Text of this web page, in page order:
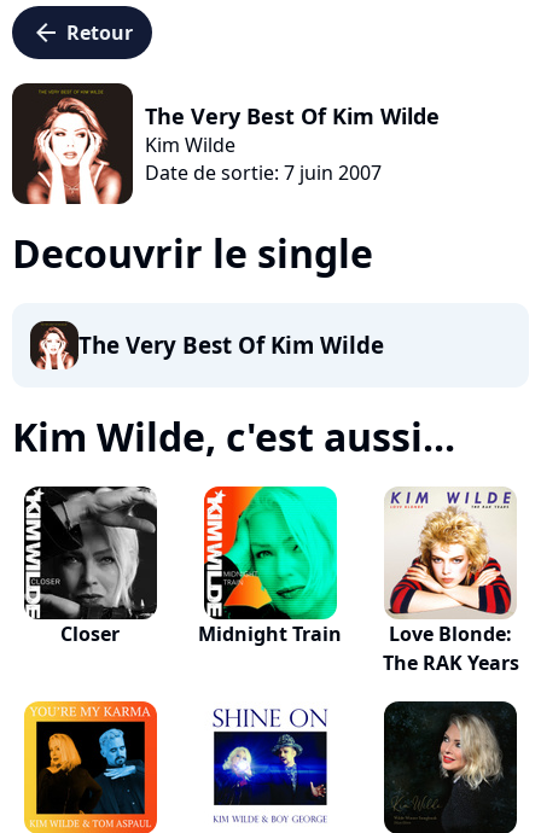
arrow_left Retour
The Very Best Of Kim Wilde
Kim Wilde
Date de sortie: 7 juin 2007
Decouvrir le single
The Very Best Of Kim Wilde
Kim Wilde, c'est aussi...
Closer Midnight Train
Love Blonde:
The RAK Years